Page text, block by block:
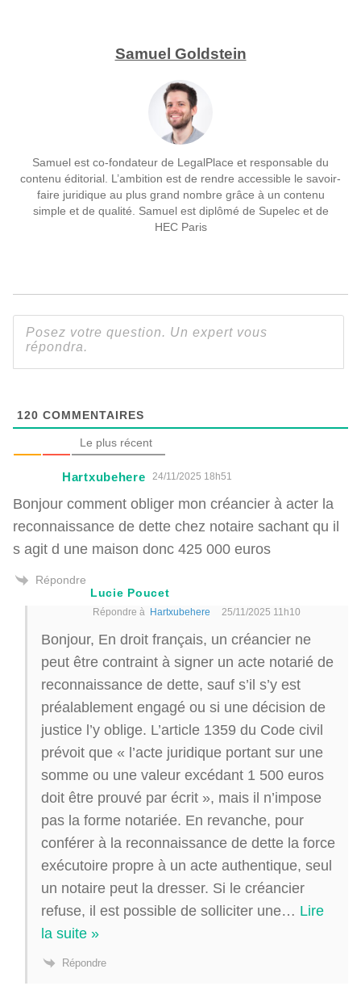
Samuel Goldstein
Samuel est co-fondateur de LegalPlace et responsable du
contenu éditorial. L’ambition est de rendre accessible le savoir-
faire juridique au plus grand nombre grâce à un contenu
simple et de qualité. Samuel est diplômé de Supelec et de
HEC Paris
120 COMMENTAIRES
Le plus récent
Hartxubehere 24/11/2025 18h51
Bonjour comment obliger mon créancier à acter la
reconnaissance de dette chez notaire sachant qu il
s agit d une maison donc 425 000 euros
Répondre
Lucie Poucet
Répondre à Hartxubehere 25/11/2025 11h10
Bonjour, En droit français, un créancier ne
peut être contraint à signer un acte notarié de
reconnaissance de dette, sauf s’il s’y est
préalablement engagé ou si une décision de
justice l’y oblige. L’article 1359 du Code civil
prévoit que « l’acte juridique portant sur une
somme ou une valeur excédant 1 500 euros
doit être prouvé par écrit », mais il n’impose
pas la forme notariée. En revanche, pour
conférer à la reconnaissance de dette la force
exécutoire propre à un acte authentique, seul
un notaire peut la dresser. Si le créancier
refuse, il est possible de solliciter une… Lire
la suite »
Répondre